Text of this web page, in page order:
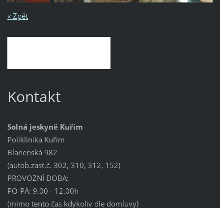
« Zpět
Kontakt
Solná jeskyně Kuřim
Poliklinika Kuřim
Blanenská 982
(autob.zast.č. 302, 310, 312, 152)
PROVOZNÍ DOBA:
PO-PÁ: 9.00 - 12.00h
(mimo tento čas kdykoliv dle domluvy)